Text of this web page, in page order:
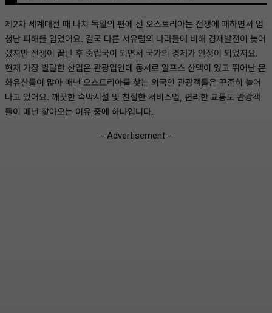
제2차 세계대전 때 나치 독일의 편에 선 오스트리아는 전쟁에 패하면서 엄
청난 피해를 입었어요. 결국 다른 서유럽의 나라들에 비해 경제발전이 늦어
졌지만 전쟁이 끝난 후 중립국이 되면서 국가의 경제가 안정이 되었지요.
현재 가장 발달한 산업은 관광업인데 동서로 알프스 산맥이 있고 뛰어난 문
화유산들이 많아 매년 오스트리아를 찾는 외국인 관광객들은 꾸준히 늘어
나고 있어요. 깨끗한 숙박시설 및 친절한 서비스업, 편리한 교통도 관광객
들이 매년 찾아오는 이유 중에 하나입니다.
- Advertisement -